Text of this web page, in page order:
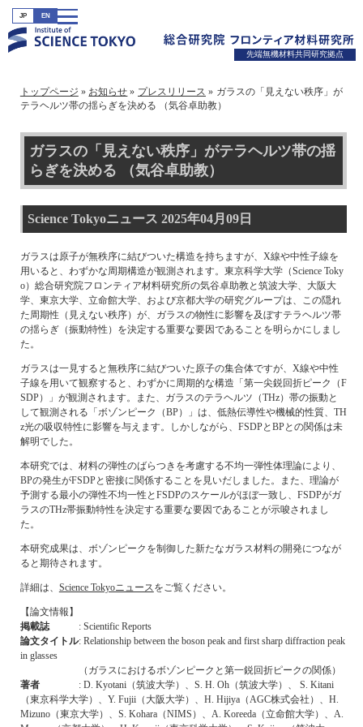
JP EN
先端無機材料共同研究拠点
トップページ お知らせ プレスリリース
ガラスの「見えない秩序」が
テラヘルツ帯の揺らぎを決める （気谷卓助教）
ガラスの「見えない秩序」がテラヘルツ帯の揺
らぎを決める （気谷卓助教）
Science Tokyoニュース 2025年04月09日
ガラスは原子が無秩序に結びついた構造を持ちますが、X線や中性子線を
用いると、わずかな周期構造が観測されます。東京科学大学（Science Toky
o）総合研究院フロンティア材料研究所の気谷卓助教と筑波大学、大阪大
学、東京大学、立命館大学、および京都大学の研究グループは、この隠れ
た周期性（見えない秩序）が、ガラスの物性に影響を及ぼすテラヘルツ帯
の揺らぎ（振動特性）を決定する重要な要因であることを明らかにしまし
た。
ガラスは一見すると無秩序に結びついた原子の集合体ですが、X線や中性
子線を用いて観察すると、わずかに周期的な構造「第一尖鋭回折ピーク（F
SDP）」が観測されます。また、ガラスのテラヘルツ（THz）帯の振動と
して観測される「ボゾンピーク（BP）」は、低熱伝導性や機械的性質、TH
z光の吸収特性に影響を与えます。しかしながら、FSDPとBPとの関係は未
解明でした。
本研究では、材料の弾性のばらつきを考慮する不均一弾性体理論により、
BPの発生がFSDPと密接に関係することを見いだしました。また、理論が
予測する最小の弾性不均一性とFSDPのスケールがほぼ一致し、FSDPがガ
ラスのTHz帯振動特性を決定する重要な要因であることが示唆されまし
た。
本研究成果は、ボゾンピークを制御した新たなガラス材料の開発につなが
ると期待されます。
詳細は、 Science Tokyoニュースをご覧ください。
【論文情報】
掲載誌: Scientific Reports
論文タイトル: Relationship between the boson peak and first sharp diffraction peak
in glasses
（ガラスにおけるボゾンピークと第一鋭回折ピークの関係）
著者: D. Kyotani（筑波大学）、S. H. Oh（筑波大学）、 S. Kitani
（東京科学大学）、Y. Fujii（大阪大学）、H. Hijiya（AGC株式会社）、H.
Mizuno（東京大学）、S. Kohara（NIMS）、A. Koreeda（立命館大学）、A.